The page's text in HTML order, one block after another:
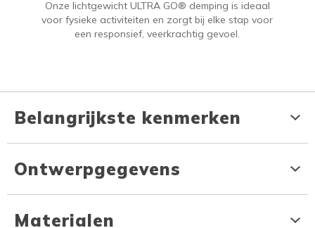
Onze lichtgewicht ULTRA GO® demping is ideaal
voor fysieke activiteiten en zorgt bij elke stap voor
een responsief, veerkrachtig gevoel.
Belangrijkste kenmerken
Ontwerpgegevens
Materialen